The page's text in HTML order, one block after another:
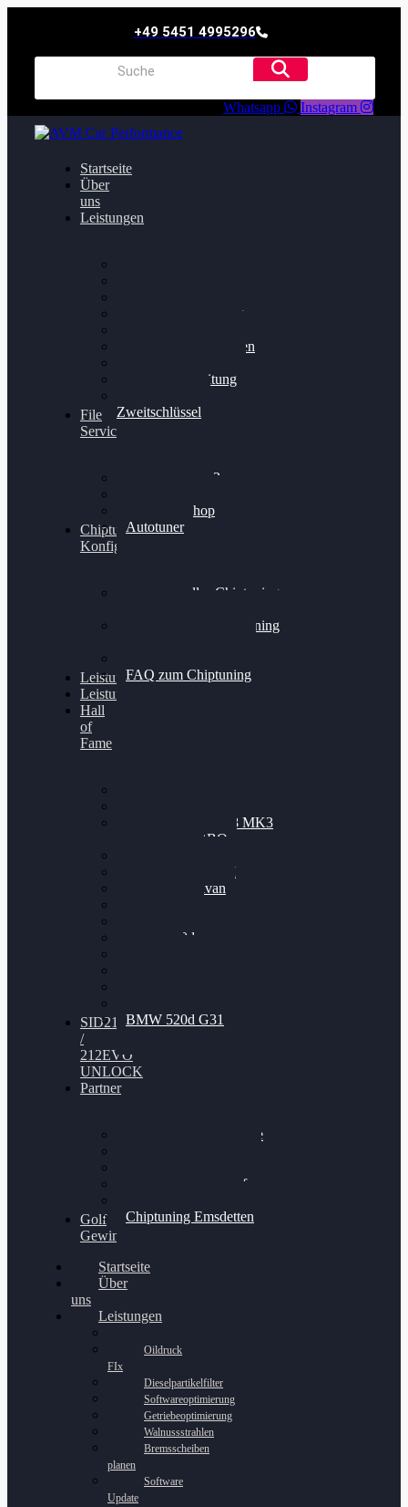
+49 5451 4995296
Whatsapp Instagram
Startseite
Über
uns
Leistungen
Getriebeoptimierung
Bremsscheiben planen
Felgenaufbereitung
Zweitschlüssel
File
Service
Alientech Kess3
Alientech Shop
Autotuner
Chiptuning
Konfigurator
Professionelles Chiptuning
Professionelles Chiptuning
FAQ zum Chiptuning
Leistungsmessung
Leistungsprüfstand
Hall
of
Fame
Nissan GT-R35 3.8 MK3
V6 TWINTURBO
VW Passat 2.0TDI
VW T6 Multivan
BMW 120d
BMW 520d G31
SID212
/
212EVO
UNLOCK
Partner
Bilgenroth Performance
Chiptuning Schüttorf
Chiptuning Emsdetten
Golf
Gewinnspiel
Startseite
Über
uns
Leistungen
Oildruck
FIx
Dieselpartikelfilter
Softwareoptimierung
Getriebeoptimierung
Walnussstrahlen
Bremsscheiben
planen
Software
Update